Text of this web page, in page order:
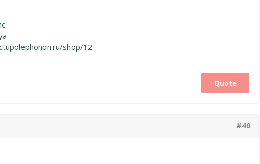
shop/12
Quote
#40